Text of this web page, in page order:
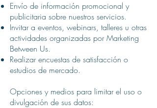
Envío de información promocional y
publicitaria sobre nuestros servicios.
Invitar a eventos, webinars, talleres u otras
actividades organizadas por Marketing
Between Us.
Realizar encuestas de satisfacción o
estudios de mercado.
Opciones y medios para limitar el uso o
divulgación de sus datos: